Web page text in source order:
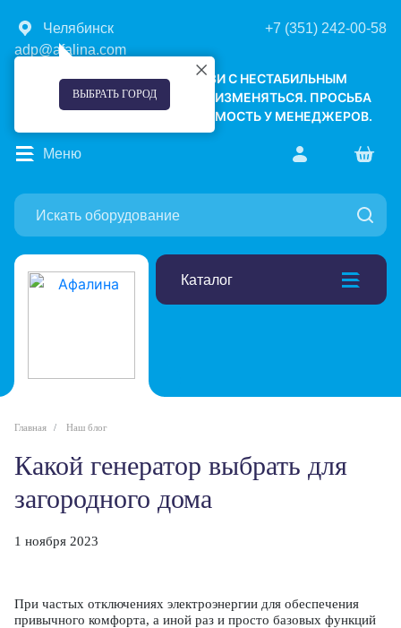
Челябинск
ВЫБРАТЬ ГОРОД
+7 (351) 242-00-58
adp@afalina.com
УВАЖАЕМЫЕ КЛИЕНТЫ! В СВЯЗИ С НЕСТАБИЛЬНЫМ
КУРСОМ ВАЛЮТ, ЦЕНЫ МОГУТ ИЗМЕНЯТЬСЯ. ПРОСЬБА
УТОЧНЯТЬ АКТУАЛЬНУЮ СТОИМОСТЬ У МЕНЕДЖЕРОВ.
Каталог
Меню
Главная Наш блог
Какой генератор выбрать для
загородного дома
1 ноября 2023
При частых отключениях электроэнергии для обеспечения
привычного комфорта, а иной раз и просто базовых функций